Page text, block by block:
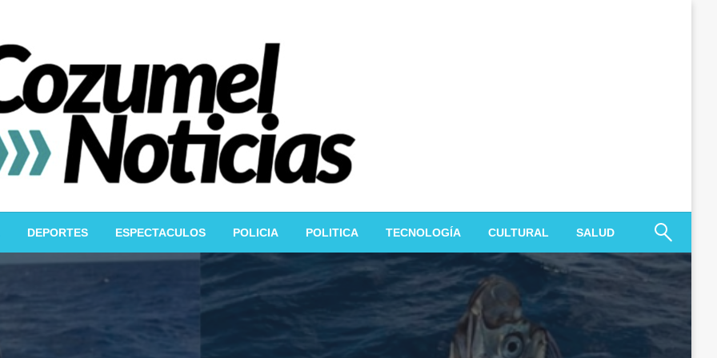
DEPORTES ESPECTACULOS POLICIA POLITICA TECNOLOGÍA CULTURAL SALUD